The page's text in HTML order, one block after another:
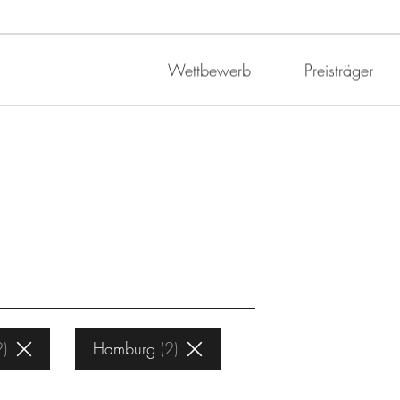
Wettbewerb Preisträger
Hamburg 2